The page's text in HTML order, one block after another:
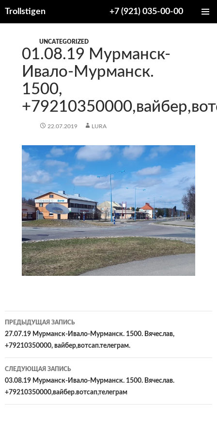
Trollstigen +7 (921) 035-00-00
СОДЕРЖИМОМУUNCATEGORIZED
01.08.19 Мурманск-
Ивало-Мурманск.
1500,
22.07.2019 LURA
Навигация
по
записям
ПРЕДЫДУЩАЯ ЗАПИСЬ
27.07.19 Мурманск-Ивало-Мурманск. 1500. Вячеслав,
+79210350000, вайбер,вотсап.телеграм.
СЛЕДУЮЩАЯ ЗАПИСЬ
03.08.19 Мурманск-Ивало-Мурманск. 1500. Вячеслав.
+79210350000,вайбер.вотсап,телеграм